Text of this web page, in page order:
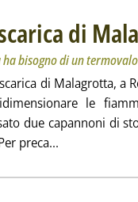
di
bisogno di un
di Malagrotta, a
le
due capannoni di
preca...